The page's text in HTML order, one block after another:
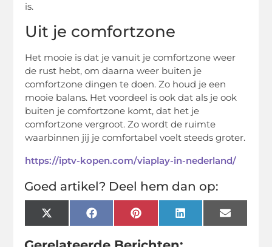
is.
Uit je comfortzone
Het mooie is dat je vanuit je comfortzone weer
de rust hebt, om daarna weer buiten je
comfortzone dingen te doen. Zo houd je een
mooie balans. Het voordeel is ook dat als je ook
buiten je comfortzone komt, dat het je
comfortzone vergroot. Zo wordt de ruimte
waarbinnen jij je comfortabel voelt steeds groter.
https://iptv-kopen.com/viaplay-in-nederland/
Goed artikel? Deel hem dan op:
X
(Twitter)
FacebookPinterestLinkedInEmail